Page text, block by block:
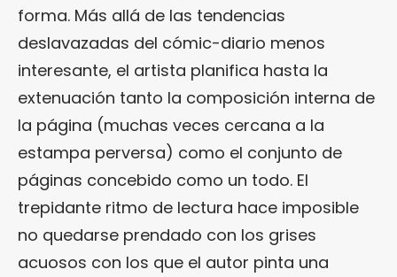
forma. Más allá de las tendencias
deslavazadas del cómic-diario menos
interesante, el artista planifica hasta la
extenuación tanto la composición interna de
la página (muchas veces cercana a la
estampa perversa) como el conjunto de
páginas concebido como un todo. El
trepidante ritmo de lectura hace imposible
no quedarse prendado con los grises
acuosos con los que el autor pinta una